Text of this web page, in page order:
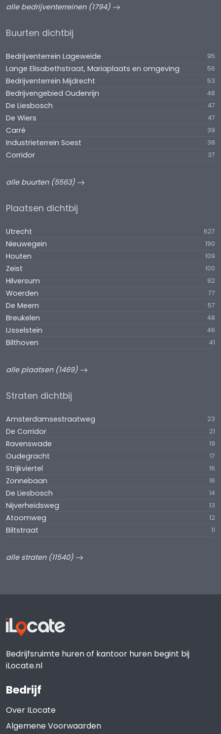
alle bedrijventerreinen (1794)
Buurten dichtbij
Bedrijventerrein Lageweide 95
Lange Elisabethstraat, Mariaplaats en omgeving 56
Bedrijventerrein Mijdrecht 53
Bedrijvengebied Oudenrijn 48
De Liesbosch 47
De Wiers 47
Carré 39
Industrieterrein Soest 38
Corridor 37
alle buurten (5563)
Plaatsen dichtbij
Utrecht 627
Nieuwegein 190
Houten 109
Zeist 100
Hilversum 92
Woerden 77
De Meern 57
Breukelen 48
IJsselstein 46
Bilthoven 41
alle plaatsen (1469)
Straten dichtbij
Amsterdamsestraatweg 23
De Corridor 21
Ravenswade 19
Oudegracht 17
Strijkviertel 16
Zonnebaan 16
De Liesbosch 14
Nijverheidsweg 13
Atoomweg 12
Biltstraat 11
alle straten (11540)
Bedrijfsruimte huren of kantoor huren begint bij
iLocate.nl
Bedrijf
Over ILocate
Algemene Voorwaarden